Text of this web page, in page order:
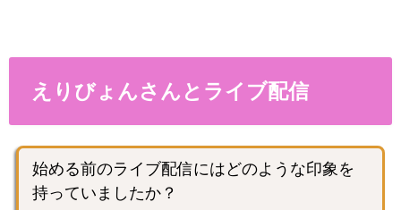
えりびょんさんとライブ配信
始める前のライブ配信にはどのような印象を
持っていましたか？